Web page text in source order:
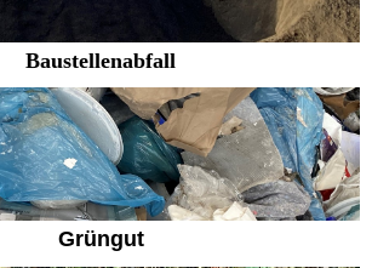
Baustellenabfall
Grüngut